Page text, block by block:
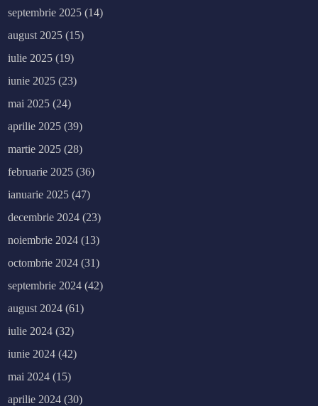
septembrie 2025 (14)
august 2025 (15)
iulie 2025 (19)
iunie 2025 (23)
mai 2025 (24)
aprilie 2025 (39)
martie 2025 (28)
februarie 2025 (36)
ianuarie 2025 (47)
decembrie 2024 (23)
noiembrie 2024 (13)
octombrie 2024 (31)
septembrie 2024 (42)
august 2024 (61)
iulie 2024 (32)
iunie 2024 (42)
mai 2024 (15)
aprilie 2024 (30)